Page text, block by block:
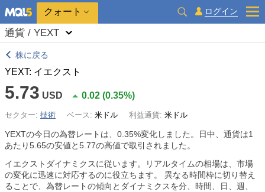
クォート ログイン
通貨 / YEXT
株に戻る
YEXT: イエクスト
5.73 USD 0.02 (0.35%)
セクター: 技術 ベース: 米ドル 利益通貨: 米ドル
YEXTの今日の為替レートは、 0.35%変化しました。日中、通貨は1
あたり5.65の安値と5.77の高値で取引されました。
イエクストダイナミクスに従います。リアルタイムの相場は、市場
の変化に迅速に対応するのに役立ちます。 異なる時間枠に切り替え
ることで、為替レートの傾向とダイナミクスを分、時間、日、週、